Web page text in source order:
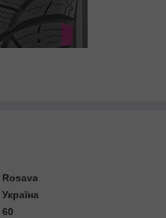
Rosava
Україна
60